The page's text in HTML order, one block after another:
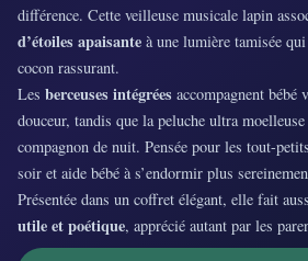
différence. Cette veilleuse musicale lapin
d’étoiles apaisante à une lumière tamisée
cocon rassurant.
Les berceuses intégrées accompagnent bébé
douceur, tandis que la peluche ultra
compagnon de nuit. Pensée pour les tout-
soir et aide bébé à s’endormir plus
Présentée dans un coffret élégant, elle fait
utile et poétique, apprécié autant par les